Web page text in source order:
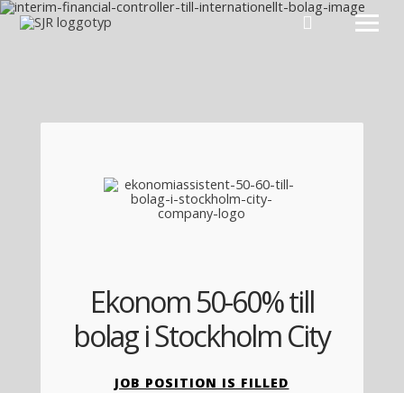
Hoppa till innehåll
JOB POSITION IS FILLED
Ekonom 50-60% till
bolag i Stockholm City